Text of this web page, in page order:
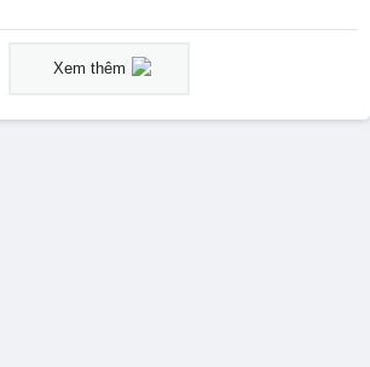
Xem thêm